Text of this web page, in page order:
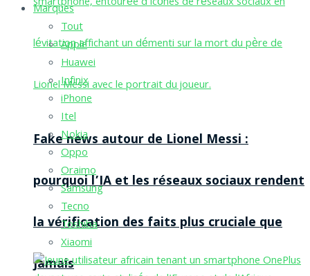
Fake news autour de Lionel Messi :
pourquoi l’IA et les réseaux sociaux rendent
la vérification des faits plus cruciale que
jamais
Marques
Tout
Apple
Huawei
Infinix
iPhone
Itel
Nokia
Oppo
Oraimo
Samsung
Tecno
Toshiba
Xiaomi